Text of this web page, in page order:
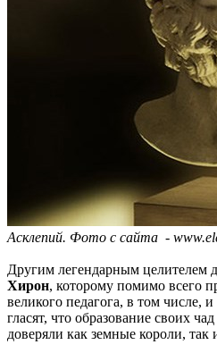
Асклепий. Фото с сайта -
Другим легендарным целителем
Хирон, которому помимо всего
великого педагога, в том
гласят, что образование своих
доверяли как земные короли, так